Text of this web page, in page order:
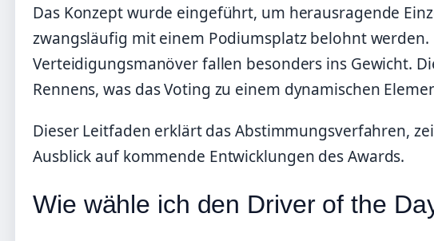
Das Konzept wurde eingeführt, um herausragende
zwangsläufig mit einem Podiumsplatz belohnt
Verteidigungsmanöver fallen besonders ins Gewicht.
Rennens, was das Voting zu einem dynamischen
Dieser Leitfaden erklärt das Abstimmungsverfahren,
Ausblick auf kommende Entwicklungen des Awards.
Wie wähle ich den Driver of the